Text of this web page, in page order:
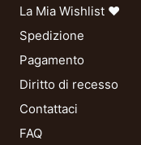
La Mia Wishlist ❤
Spedizione
Pagamento
Diritto di recesso
Contattaci
FAQ